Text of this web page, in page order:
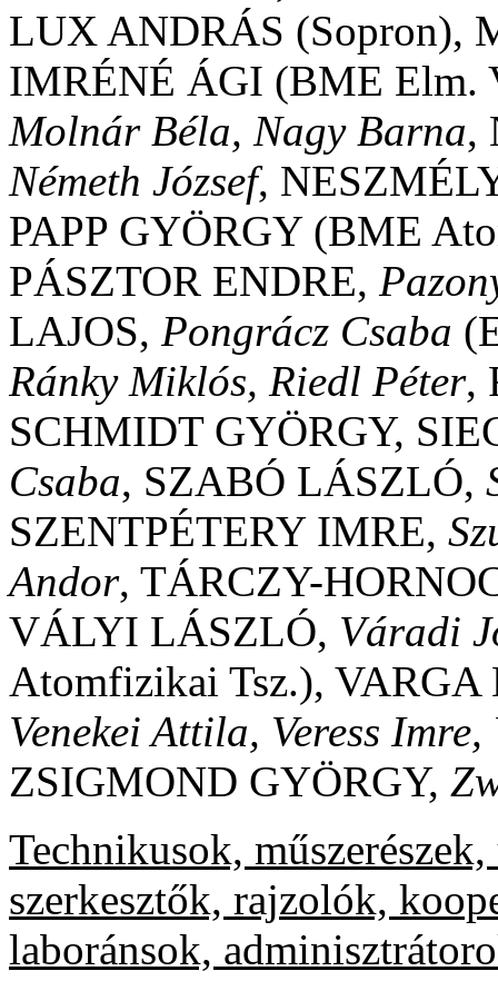
LUX ANDRÁS (Sopron),
IMRÉNÉ ÁGI (BME Elm.
Molnár Béla, Nagy Barna,
Németh József,
PAPP GYÖRGY (BME
PÁSZTOR ENDRE,
LAJOS, Pongrácz Csaba
Ránky Miklós, Riedl Péter,
SCHMIDT GYÖRGY,
Csaba, SZABÓ LÁSZLÓ,
SZENTPÉTERY IMRE,
Andor, TÁRCZY-
VÁLYI LÁSZLÓ, Váradi
Atomfizikai Tsz.),
Venekei Attila, Veress
ZSIGMOND GYÖRGY,
Technikusok,
szerkesztők, rajzolók,
laboránsok,